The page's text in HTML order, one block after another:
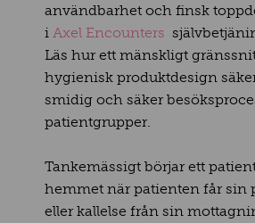
användbarhet och finsk
i Axel Encounters
Läs hur ett mänskligt
hygienisk produktdesign
smidig och säker
patientgrupper.
Tankemässigt börjar ett
hemmet när patienten får sin
eller kallelse från sin